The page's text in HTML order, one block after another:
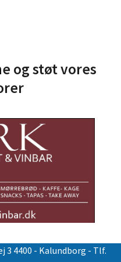
og støt vores
3 4400 - Kalundborg - Tlf.